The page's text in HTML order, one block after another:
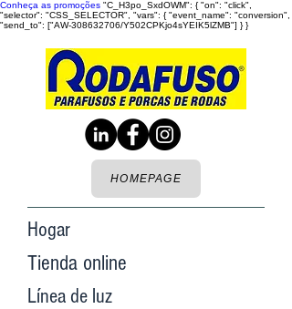
Conheça as promoções "C_H3po_SxdOWM": { "on": "click",
"selector": "CSS_SELECTOR", "vars": { "event_name": "conversion",
"send_to": ["AW-308632706/Y502CPKjo4sYEIK5lZMB"] } }
HOMEPAGE
Hogar
Tienda online
Línea de luz